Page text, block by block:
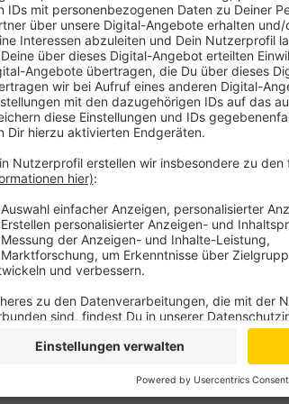
Die „Initiative
vor. Dabei handelt es sich
Naturschutzverbänden.
gesammelt werden, damit
wieder gegen eine
wahlberechtigten
Anzeige